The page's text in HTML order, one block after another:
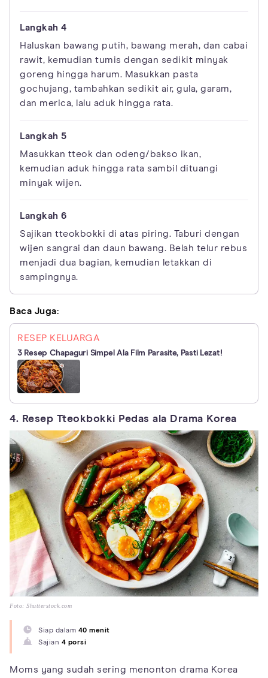
Haluskan bawang putih, bawang merah, dan cabai
rawit, kemudian tumis dengan sedikit minyak
goreng hingga harum. Masukkan pasta
gochujang, tambahkan sedikit air, gula, garam,
dan merica, lalu aduk hingga rata.
Masukkan tteok dan odeng/bakso ikan,
kemudian aduk hingga rata sambil dituangi
minyak wijen.
Sajikan tteokbokki di atas piring. Taburi dengan
wijen sangrai dan daun bawang. Belah telur rebus
menjadi dua bagian, kemudian letakkan di
sampingnya.
Baca Juga:
RESEP KELUARGA
3 Resep Chapaguri Simpel Ala Film Parasite, Pasti Lezat!
4. Resep Tteokbokki Pedas ala Drama Korea
Foto: Shutterstock.com
Siap dalam 40 menit
Sajian 4 porsi
Moms yang sudah sering menonton drama Korea